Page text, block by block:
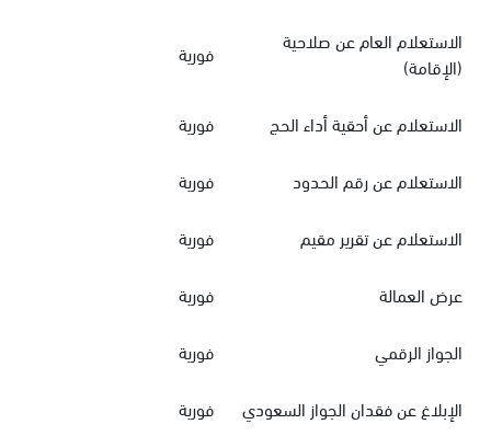
الاستعلام العام عن صلاحية
(الإقامة)
فورية
الاستعلام عن أحقية أداء الحج
فورية
الاستعلام عن رقم الحدود
فورية
الاستعلام عن تقرير مقيم
فورية
عرض العمالة
فورية
الجواز الرقمي
فورية
الإبلاغ عن فقدان الجواز السعودي
فورية